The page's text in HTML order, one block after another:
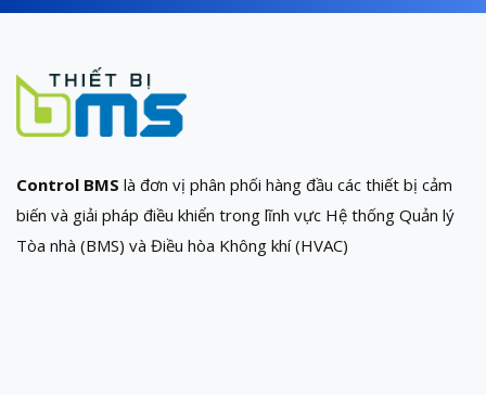
Control BMS là đơn vị phân phối hàng đầu các thiết bị cảm
biến và giải pháp điều khiển trong lĩnh vực Hệ thống Quản lý
Tòa nhà (BMS) và Điều hòa Không khí (HVAC)